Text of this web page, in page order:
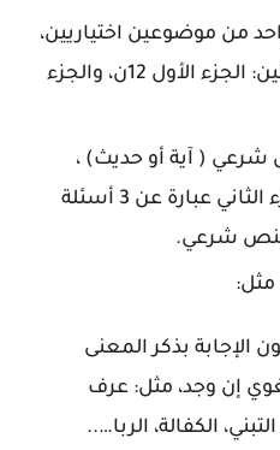
من موضوعين اختياريين،
يتكون كل موضوع من جزئين: الجزء الأول 12ن، والجزء
شرعي ( آية أو حديث) ،
ويتعلق به 5 أسئلة، والجزء الثاني عبارة عن 3 أسئلة
بنص شرعي.
مثل:
الإجابة بذكر المعنى
إن وجد، مثل: عرف
الكفالة، الربا…..